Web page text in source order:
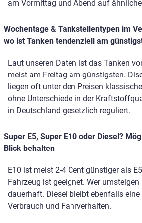
am Vormittag und Abend auf
Wochentage & Tankstellentypen im
wo ist Tanken tendenziell am
Laut unseren Daten ist das Tanken
meist am Freitag am günstigsten.
liegen oft unter den Preisen
ohne Unterschiede in der
in Deutschland gesetzlich reguliert.
Super E5, Super E10 oder Diesel?
Blick behalten
E10 ist meist 2-4 Cent günstiger als
Fahrzeug ist geeignet. Wer umsteigen
dauerhaft. Diesel bleibt ebenfalls eine
Verbrauch und Fahrverhalten.